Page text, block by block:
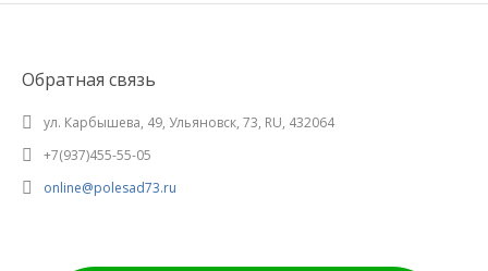
Обратная связь
ул. Карбышева, 49, Ульяновск, 73, RU, 432064
+7(937)455-55-05
online@polesad73.ru